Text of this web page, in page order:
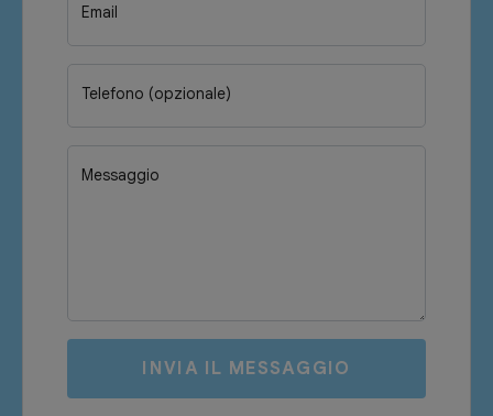
Email
Telefono (opzionale)
Messaggio
INVIA IL MESSAGGIO